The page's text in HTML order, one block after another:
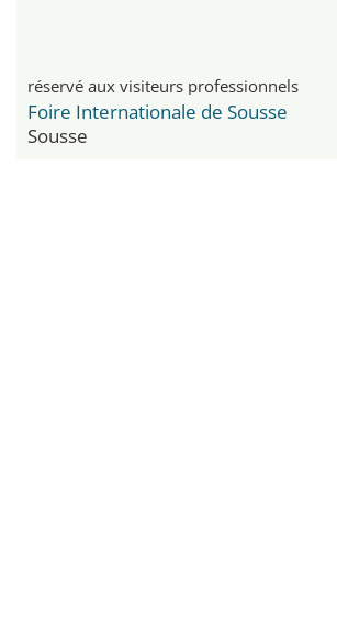
réservé aux visiteurs professionnels
Foire Internationale de Sousse
Sousse